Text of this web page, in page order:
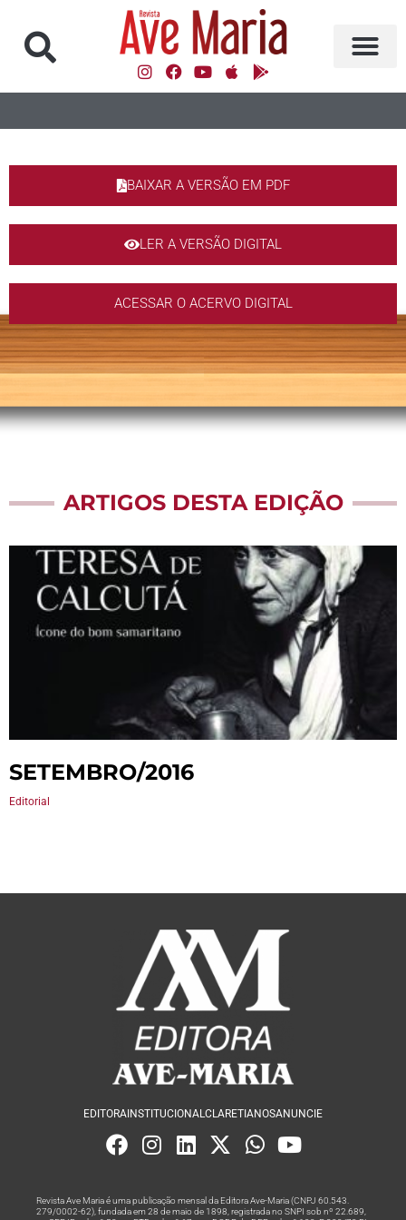
BAIXAR A VERSÃO EM PDF
LER A VERSÃO DIGITAL
ACESSAR O ACERVO DIGITAL
ARTIGOS DESTA EDIÇÃO
SETEMBRO/2016
Editorial
EDITORA INSTITUCIONALCLARETIANOSANUNCIE
Revista Ave Maria é uma publicação mensal da Editora Ave-Maria (CNPJ 60.543.
279/0002-62), fundada em 28 de maio de 1898, registrada no SNPI sob nº 22.689,